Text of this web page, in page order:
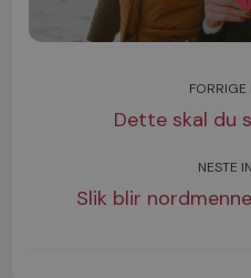
FORRIGE
Dette skal du
NESTE
Slik blir